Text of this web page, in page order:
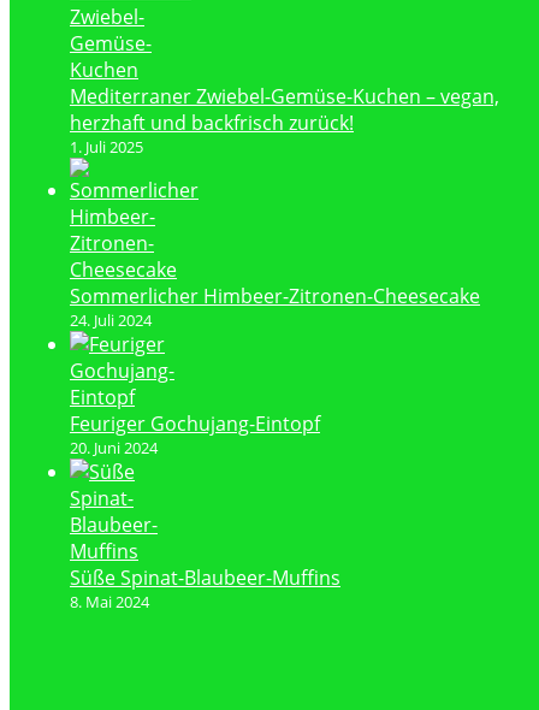
Mediterraner Zwiebel-Gemüse-Kuchen – vegan,
herzhaft und backfrisch zurück!
1. Juli 2025
Sommerlicher Himbeer-Zitronen-Cheesecake
24. Juli 2024
Feuriger Gochujang-Eintopf
20. Juni 2024
Süße Spinat-Blaubeer-Muffins
8. Mai 2024